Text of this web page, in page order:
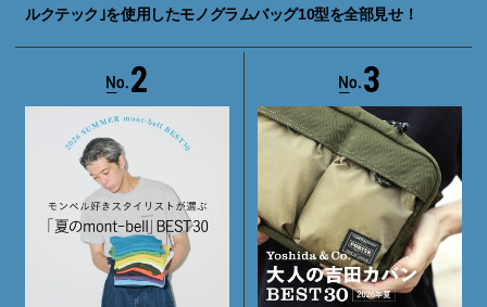
ルクテック｣を使用したモノグラムバッグ10型を全部見せ！
2 3